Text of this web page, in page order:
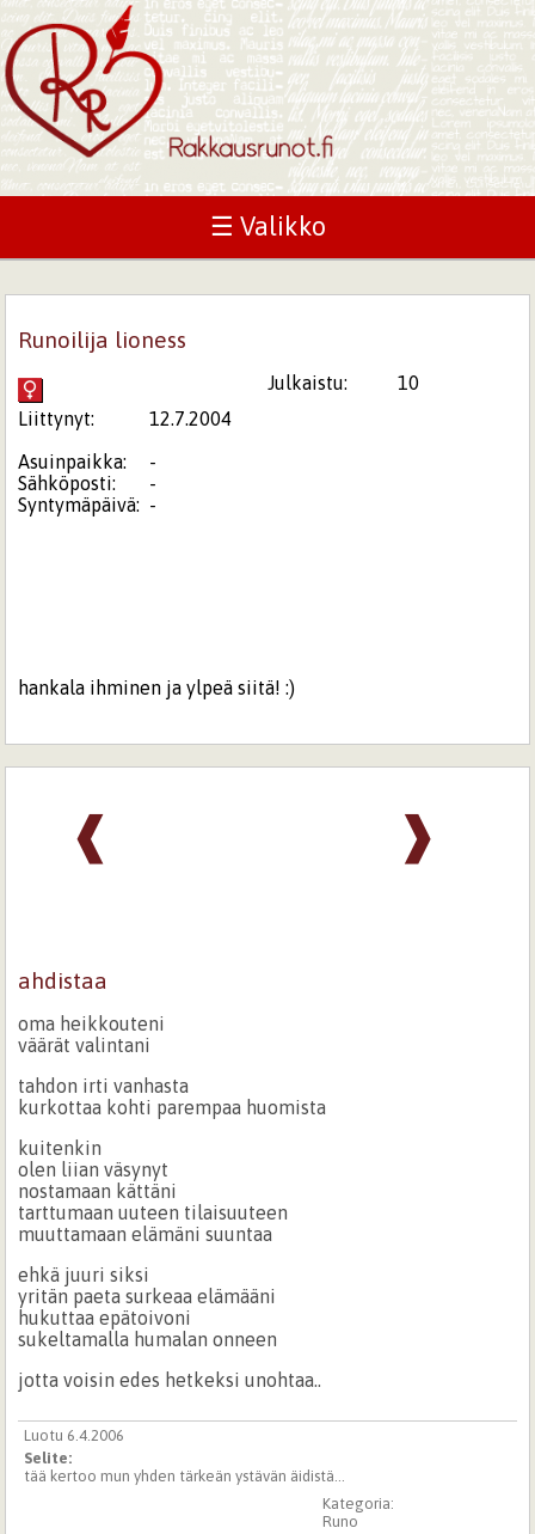
☰ Valikko
Runoilija lioness
Julkaistu:
10
Liittynyt:
12.7.2004
Asuinpaikka:
-
Sähköposti:
-
Syntymäpäivä: -
hankala ihminen ja ylpeä siitä! :)
❱
❰
ahdistaa
oma heikkouteni
väärät valintani
tahdon irti vanhasta
kurkottaa kohti parempaa huomista
kuitenkin
olen liian väsynyt
nostamaan kättäni
tarttumaan uuteen tilaisuuteen
muuttamaan elämäni suuntaa
ehkä juuri siksi
yritän paeta surkeaa elämääni
hukuttaa epätoivoni
sukeltamalla humalan onneen
jotta voisin edes hetkeksi unohtaa..
Luotu 6.4.2006
Selite:
tää kertoo mun yhden tärkeän ystävän äidistä...
Kategoria:
Runo